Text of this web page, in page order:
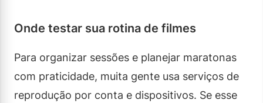
Onde testar sua rotina de filmes
Para organizar sessões e planejar maratonas
com praticidade, muita gente usa serviços de
reprodução por conta e dispositivos. Se esse